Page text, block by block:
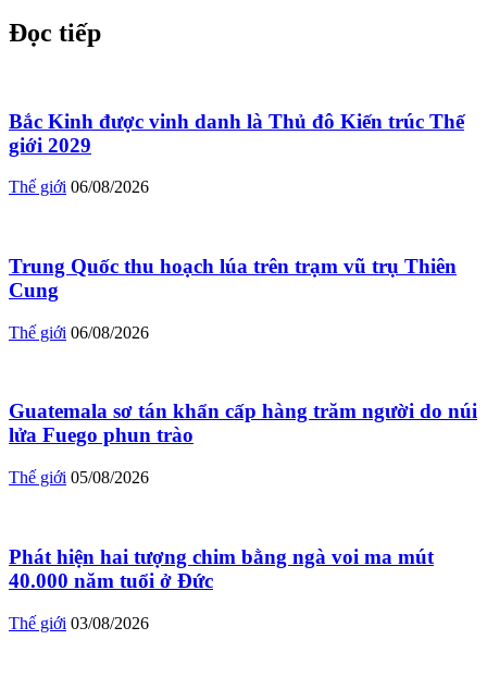
Đọc tiếp
Bắc Kinh được vinh danh là Thủ đô Kiến trúc Thế
giới 2029
Thế giới 06/08/2026
Trung Quốc thu hoạch lúa trên trạm vũ trụ Thiên
Cung
Thế giới 06/08/2026
Guatemala sơ tán khẩn cấp hàng trăm người do núi
lửa Fuego phun trào
Thế giới 05/08/2026
Phát hiện hai tượng chim bằng ngà voi ma mút
40.000 năm tuổi ở Đức
Thế giới 03/08/2026